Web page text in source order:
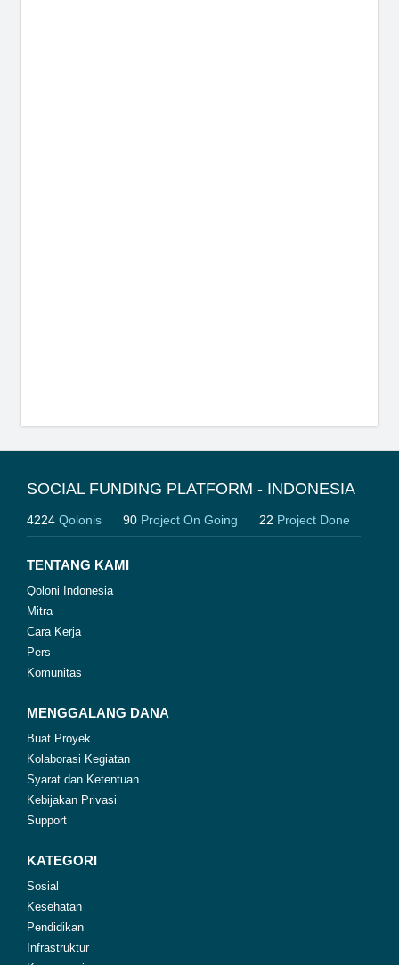
SOCIAL FUNDING PLATFORM - INDONESIA
4224 Qolonis 90 Project On Going 22 Project Done
TENTANG KAMI
Qoloni Indonesia
Mitra
Cara Kerja
Pers
Komunitas
MENGGALANG DANA
Buat Proyek
Kolaborasi Kegiatan
Syarat dan Ketentuan
Kebijakan Privasi
Support
KATEGORI
Sosial
Kesehatan
Pendidikan
Infrastruktur